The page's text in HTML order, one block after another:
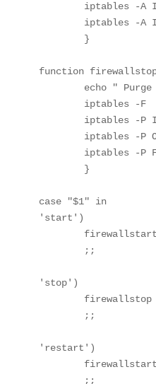
iptables -A
iptables -A
        }
function
echo " Purge
        iptables -F
iptables -P
iptables -P
iptables -P
        }
case "$1" in
'start')
        ;;
'stop')
firewallstop
        ;;
'restart')
        ;;